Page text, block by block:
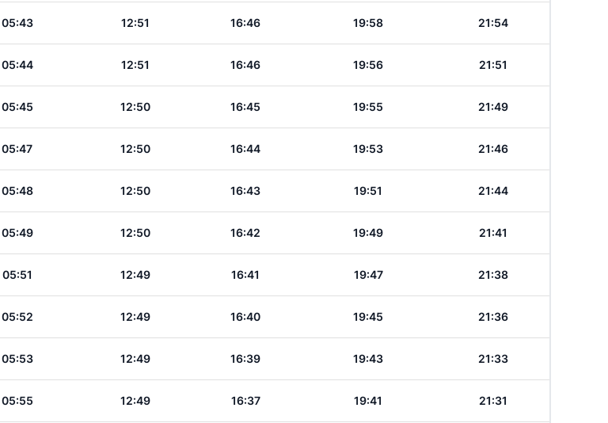
05:43 12:51 16:46 19:58 21:54
05:44 12:51 16:46 19:56 21:51
05:45 12:50 16:45 19:55 21:49
05:47 12:50 16:44 19:53 21:46
05:48 12:50 16:43 19:51 21:44
05:49 12:50 16:42 19:49 21:41
05:51 12:49 16:41 19:47 21:38
05:52 12:49 16:40 19:45 21:36
05:53 12:49 16:39 19:43 21:33
05:55 12:49 16:37 19:41 21:31